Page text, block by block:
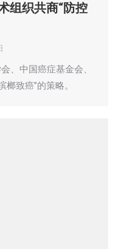
组织共商“防控
、中国癌症基金会、
致癌”的策略。